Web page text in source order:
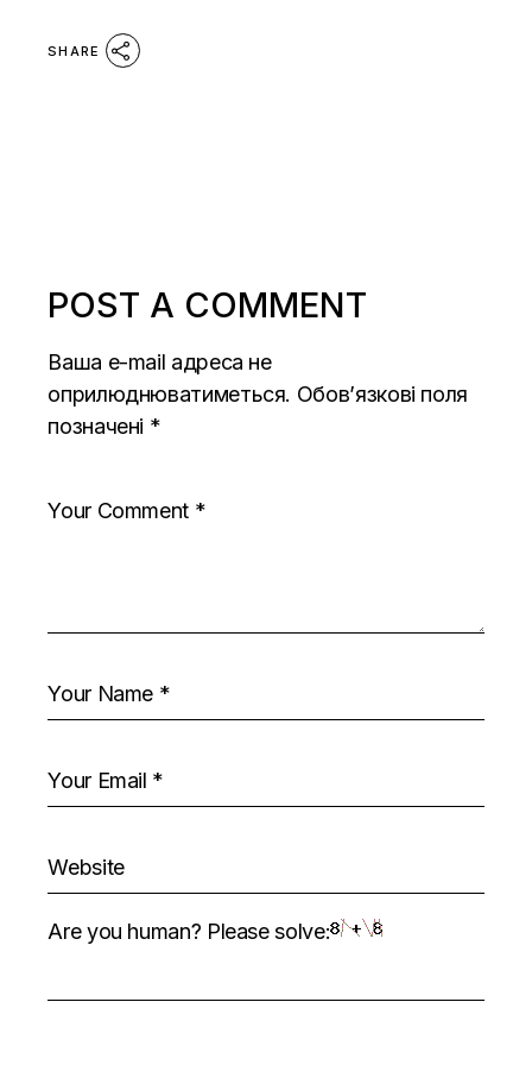
SHARE
POST A COMMENT
Ваша e-mail адреса не
оприлюднюватиметься. Обов’язкові поля
позначені *
Are you human? Please solve: